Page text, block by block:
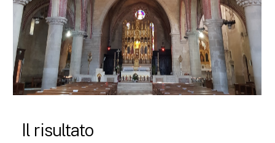
Il risultato